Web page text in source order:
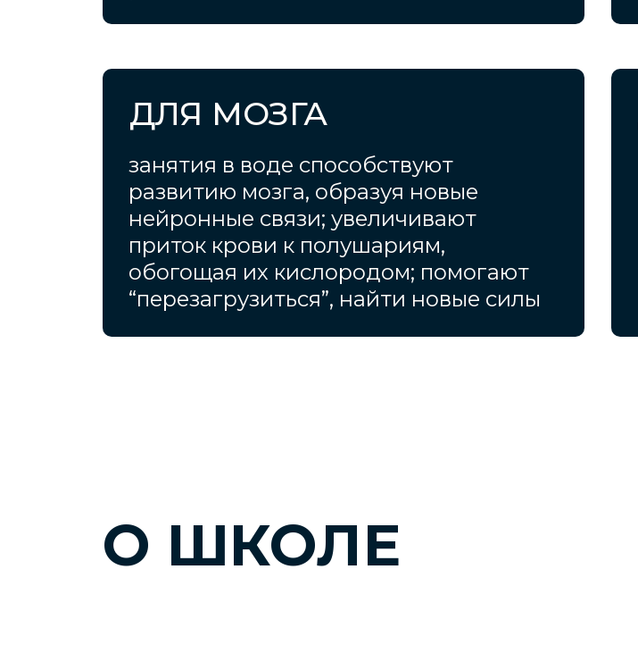
ДЛЯ МОЗГА
занятия в воде способствуют
развитию мозга, образуя новые
нейронные связи; увеличивают
приток крови к полушариям,
обогощая их кислородом; помогают
“перезагрузиться”, найти новые силы
О ШКОЛЕ